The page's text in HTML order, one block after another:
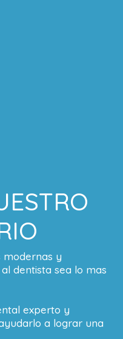
modernas y
dentista sea lo mas
experto y
a lograr una